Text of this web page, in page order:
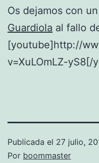
Os dejamos con un
Guardiola al fallo
[youtube]http://
v=XuLOmLZ-yS8[/
Publicada el 27 julio,
Por boommaster